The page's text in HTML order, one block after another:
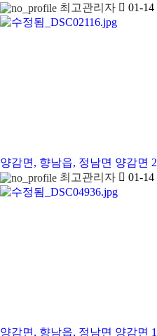
최고관리자
01-14
양감면, 향남읍, 정남면 양감면 2
최고관리자
01-14
양감면, 향남읍, 정남면 양감면 1